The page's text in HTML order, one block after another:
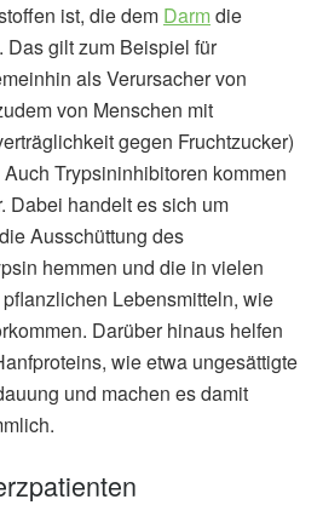
ist, die dem Darmdie
gilt zum Beispiel für
als Verursacher von
von Menschen mit
gegen Fruchtzucker)
Trypsininhibitoren kommen
Dabei handelt es sich um
Ausschüttung des
hemmen und die in vielen
Lebensmitteln, wie
Darüber hinaus helfen
wie etwa ungesättigte
und machen es damit